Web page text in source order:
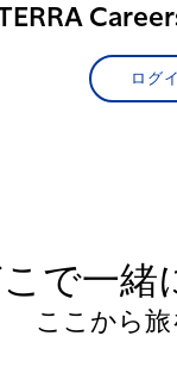
ログ
で一緒
ここから